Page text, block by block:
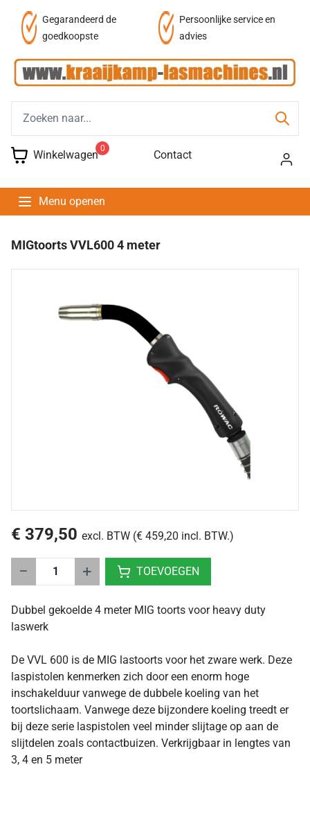
Gegarandeerd de
goedkoopste
Persoonlijke service en
advies
Winkelwagen 0 Contact
Menu openen
De VVL 600 is de MIG lastoorts voor het zware werk. Deze
laspistolen kenmerken zich door een enorm hoge
inschakelduur vanwege de dubbele koeling van het
toortslichaam. Vanwege deze bijzondere koeling treedt er
bij deze serie laspistolen veel minder slijtage op aan de
slijtdelen zoals contactbuizen. Verkrijgbaar in lengtes van
3, 4 en 5 meter
MIGtoorts VVL600 4 meter
€ 379,50 excl. BTW (€ 459,20 incl. BTW.)
− + TOEVOEGEN
Dubbel gekoelde 4 meter MIG toorts voor heavy duty
laswerk